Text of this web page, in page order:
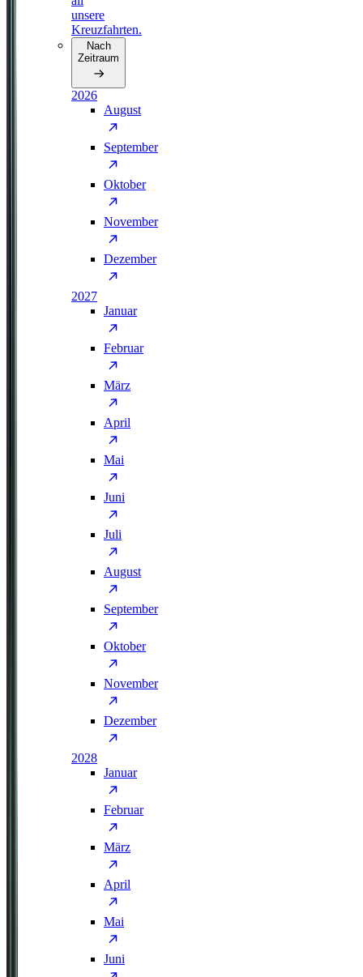
unsere
Kreuzfahrten.
Nach
Zeitraum
2026
August
September
Oktober
November
Dezember
2027
Januar
Februar
März
April
Mai
Juni
Juli
August
September
Oktober
November
Dezember
2028
Januar
Februar
März
April
Mai
Juni